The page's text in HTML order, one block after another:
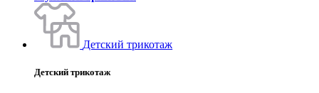
Детский трикотаж
Детский трикотаж